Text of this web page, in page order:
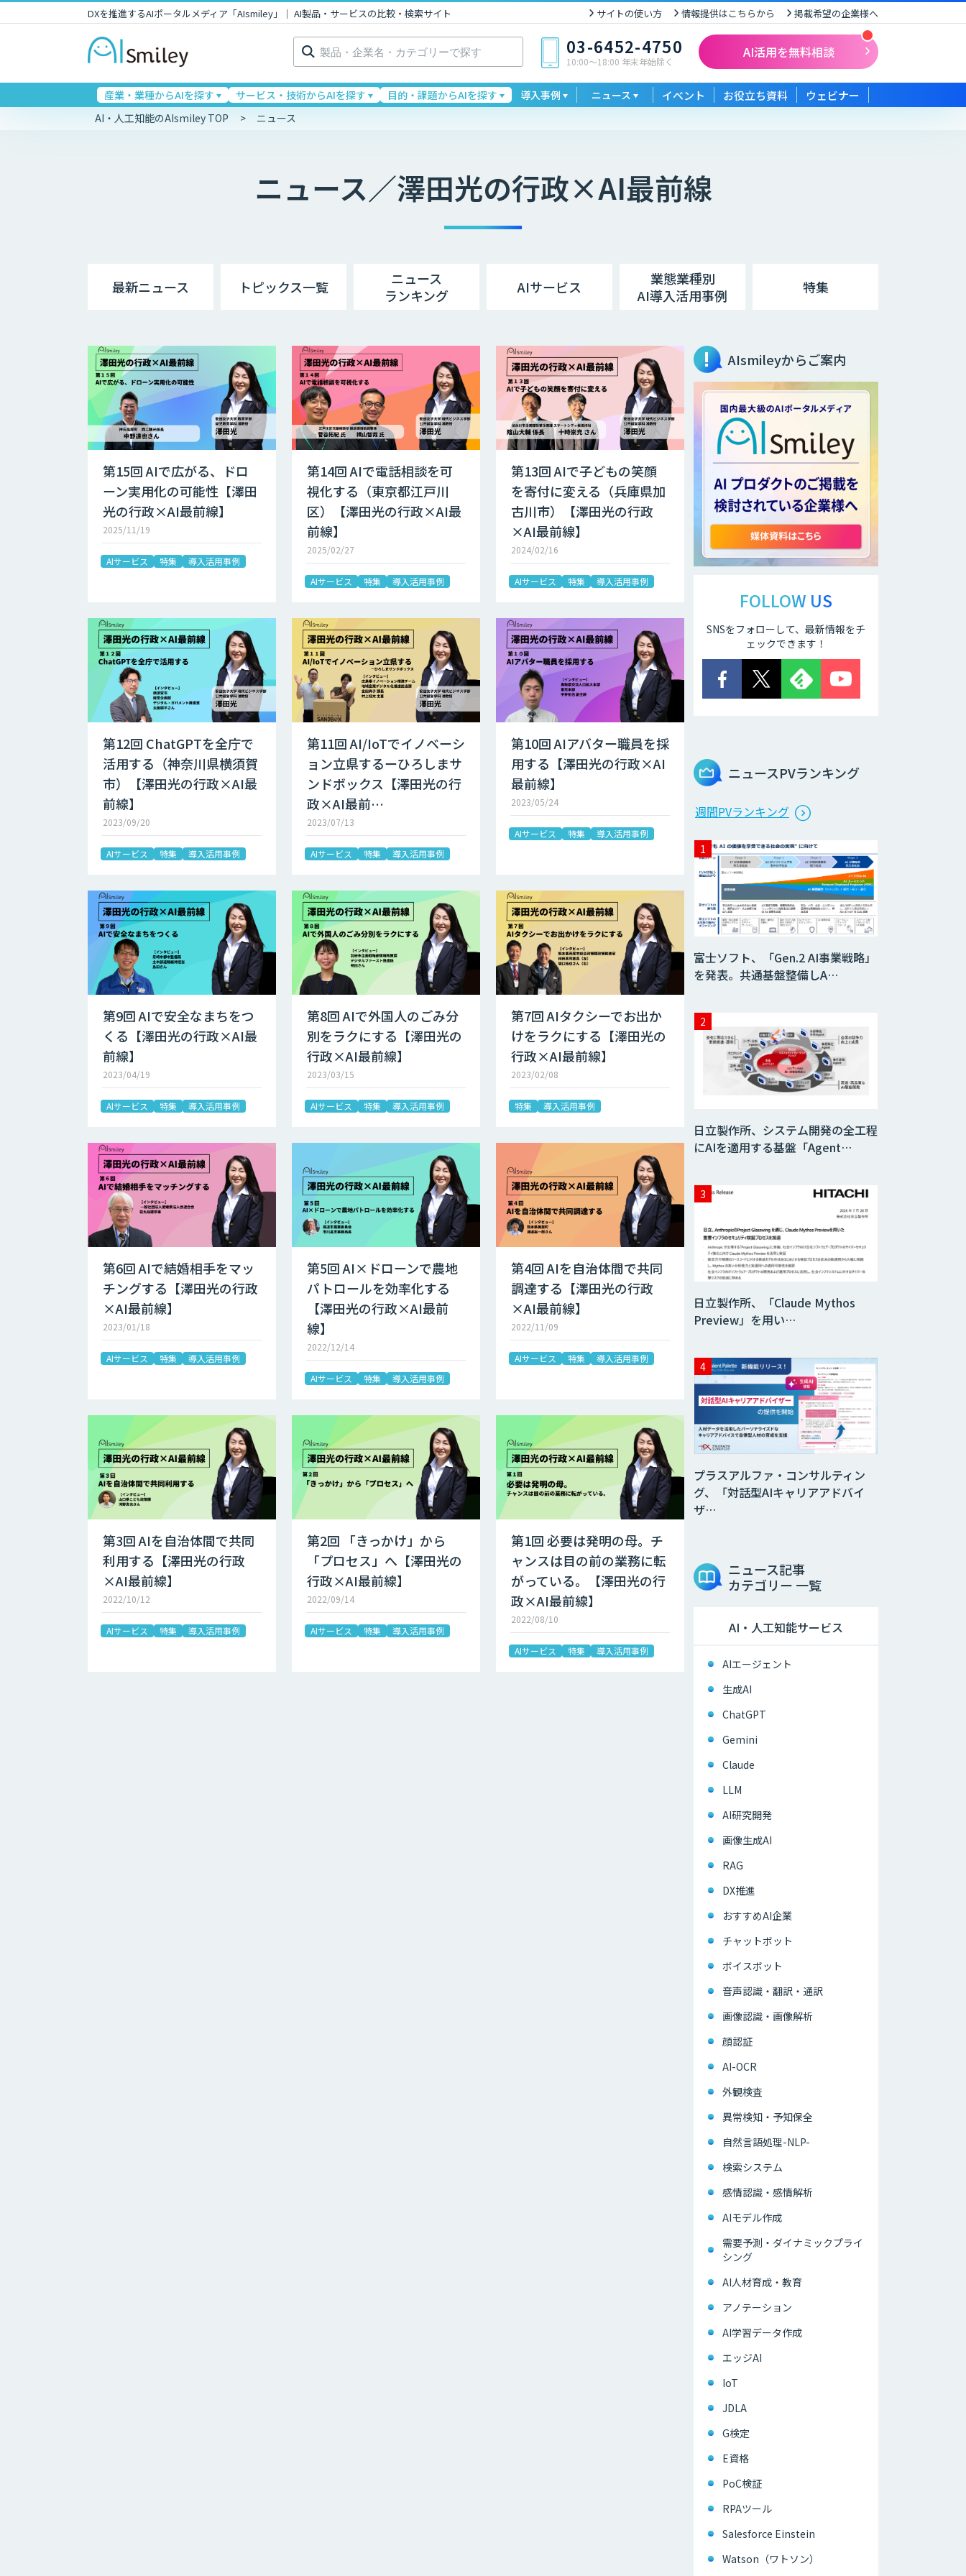
DXを推進するAIポータルメディア「AIsmiley」｜ AI製品・サービスの比較・検索サイト サイトの使い方 情報提供はこちらから 掲載希望の企業様へ
検
索: 03-6452-4750
10:00〜18:00 年末年始除く
AI活用を無料相談
産業・業種からAIを探す サービス・技術からAIを探す 目的・課題からAIを探す 導入事例 ニュース イベント お役立ち資料 ウェビナー
AI・人工知能のAIsmiley TOP ニュース
ニュース／澤田光の行政×AI最前線
最新ニュース トピックス一覧
ニュース
ランキング
AIサービス
業態業種別
AI導入活用事例
特集
第15回 AIで広がる、ドロ
ーン実用化の可能性【澤田
光の行政×AI最前線】
2025/11/19
AIサービス 特集 導入活用事例
第14回 AIで電話相談を可
視化する（東京都江戸川
区）【澤田光の行政×AI最
前線】
2025/02/27
AIサービス 特集 導入活用事例
第13回 AIで子どもの笑顔
を寄付に変える（兵庫県加
古川市）【澤田光の行政
×AI最前線】
2024/02/16
AIサービス 特集 導入活用事例
第12回 ChatGPTを全庁で
活用する（神奈川県横須賀
市）【澤田光の行政×AI最
前線】
2023/09/20
AIサービス 特集 導入活用事例
第11回 AI/IoTでイノベーシ
ョン立県するーひろしまサ
ンドボックス【澤田光の行
政×AI最前…
2023/07/13
AIサービス 特集 導入活用事例
第10回 AIアバター職員を採
用する【澤田光の行政×AI
最前線】
2023/05/24
AIサービス 特集 導入活用事例
第9回 AIで安全なまちをつ
くる【澤田光の行政×AI最
前線】
2023/04/19
AIサービス 特集 導入活用事例
第8回 AIで外国人のごみ分
別をラクにする【澤田光の
行政×AI最前線】
2023/03/15
AIサービス 特集 導入活用事例
第7回 AIタクシーでお出か
けをラクにする【澤田光の
行政×AI最前線】
2023/02/08
特集 導入活用事例
第6回 AIで結婚相手をマッ
チングする【澤田光の行政
×AI最前線】
2023/01/18
AIサービス 特集 導入活用事例
第5回 AI×ドローンで農地
パトロールを効率化する
【澤田光の行政×AI最前
線】
2022/12/14
AIサービス 特集 導入活用事例
第4回 AIを自治体間で共同
調達する【澤田光の行政
×AI最前線】
2022/11/09
AIサービス 特集 導入活用事例
第3回 AIを自治体間で共同
利用する【澤田光の行政
×AI最前線】
2022/10/12
AIサービス 特集 導入活用事例
第2回 「きっかけ」から
「プロセス」へ【澤田光の
行政×AI最前線】
2022/09/14
AIサービス 特集 導入活用事例
第1回 必要は発明の母。チ
ャンスは目の前の業務に転
がっている。【澤田光の行
政×AI最前線】
2022/08/10
AIサービス 特集 導入活用事例
AIsmileyからご案内
FOLLOW US
SNSをフォローして、最新情報をチ
ェックできます！
ニュースPVランキング
週間PVランキング
富士ソフト、「Gen.2 AI事業戦略」
を発表。共通基盤整備しA…
日立製作所、システム開発の全工程
にAIを適用する基盤「Agent…
日立製作所、「Claude Mythos
Preview」を用い…
プラスアルファ・コンサルティン
グ、「対話型AIキャリアアドバイ
ザ…
ニュース記事
カテゴリー 一覧
AI・人工知能サービス
AIエージェント
生成AI
ChatGPT
Gemini
Claude
LLM
AI研究開発
画像生成AI
RAG
DX推進
おすすめAI企業
チャットボット
ボイスボット
音声認識・翻訳・通訳
画像認識・画像解析
顔認証
AI-OCR
外観検査
異常検知・予知保全
自然言語処理-NLP-
検索システム
感情認識・感情解析
AIモデル作成
需要予測・ダイナミックプライ
シング
AI人材育成・教育
アノテーション
AI学習データ作成
エッジAI
IoT
JDLA
G検定
E資格
PoC検証
RPAツール
Salesforce Einstein
Watson（ワトソン）